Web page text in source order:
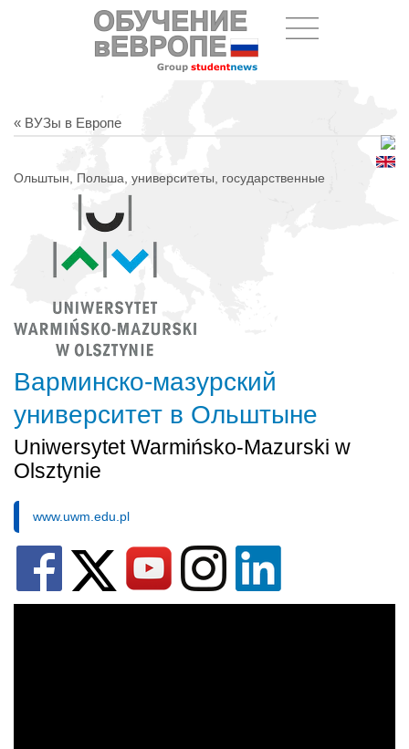
« ВУЗы в Европе
Ольштын, Польша, университеты, государственные
Варминско-мазурский
yниверситет в Ольштыне
Uniwersytet Warmińsko-Mazurski w
Olsztynie
www.uwm.edu.pl